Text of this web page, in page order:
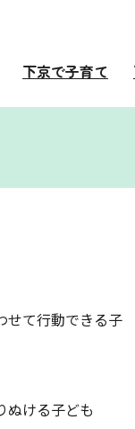
下京で子育て
せて行動できる子
ぬける子ども